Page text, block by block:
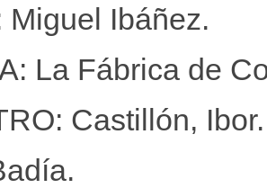
Miguel Ibáñez.
La Fábrica de
Castillón, Ibor.